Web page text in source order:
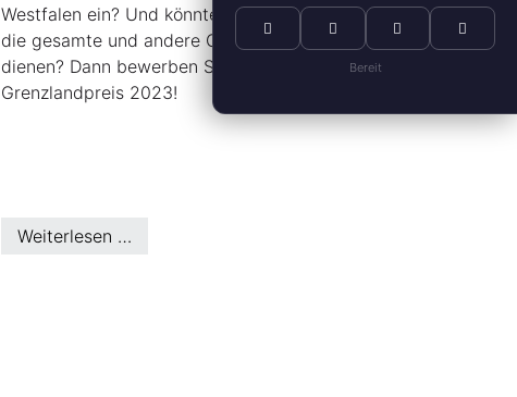
Bereit
Westfalen ein? Und könnte es als Vorbild für
die gesamte und andere Grenzregionen
dienen? Dann bewerben Sie sich für den
Grenzlandpreis 2023!
Weiterlesen …